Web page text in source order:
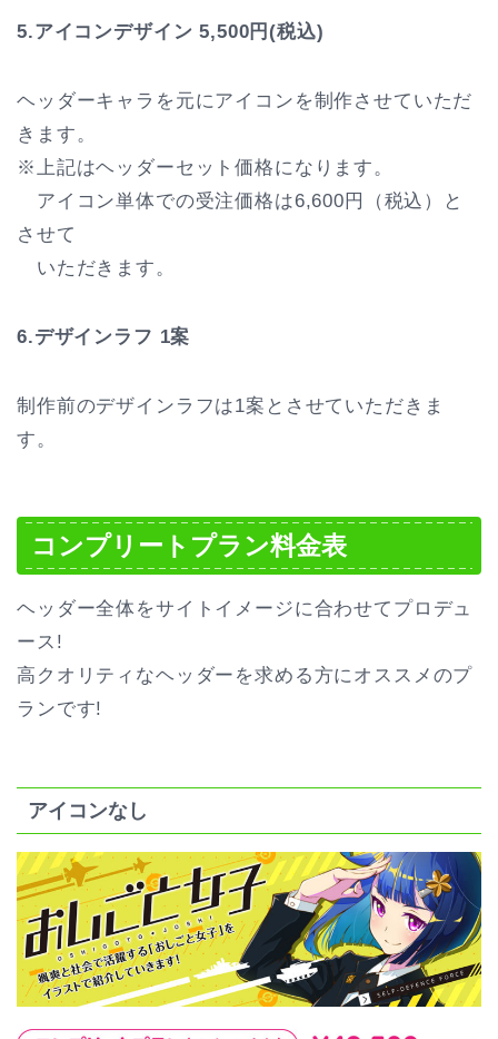
5.アイコンデザイン5,500円(税込)
ヘッダーキャラを元にアイコンを制作させていただ
きます。
※上記はヘッダーセット価格になります。
アイコン単体での受注価格は6,600円（税込）と
させて
いただきます。
6.デザインラフ 1案
制作前のデザインラフは1案とさせていただきま
す。
コンプリートプラン料金表
ヘッダー全体をサイトイメージに合わせてプロデュ
ース!
高クオリティなヘッダーを求める方にオススメのプ
ランです!
アイコンなし